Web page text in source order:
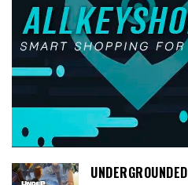
UNDERGROUNDED